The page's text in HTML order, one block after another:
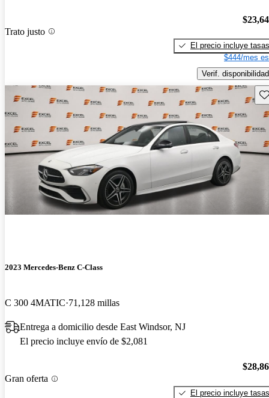
Trato justo
El precio incluye tasas
$444/mes
Verif. disponibilidad
2023 Mercedes-Benz C-Class
C 300 4MATIC 71,128 millas
Entrega a domicilio desde East Windsor, NJ
El precio incluye envío de $2,081
Gran oferta
El precio incluye tasas